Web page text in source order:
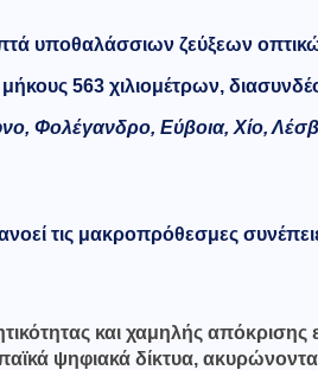
υποθαλάσσιων ζεύξεων
563 χιλιομέτρων,
Φολέγανδρο, Εύβοια, Χίο,
τις μακροπρόθεσμες
και χαμηλής απόκρισης
ψηφιακά δίκτυα,